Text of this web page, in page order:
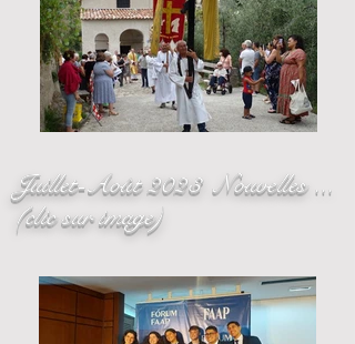
Juillet-Août 2023 Nouvelles ...
(clic sur image)